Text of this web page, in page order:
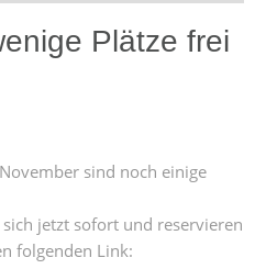
Plätze frei
sind noch einige
jetzt sofort und reservieren
folgenden Link: